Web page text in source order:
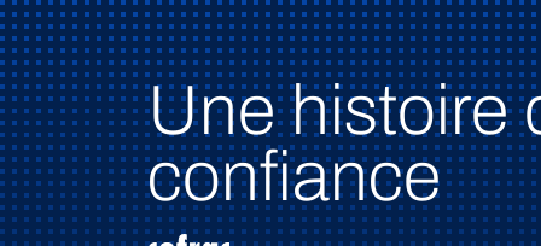
Une histoire
confiance